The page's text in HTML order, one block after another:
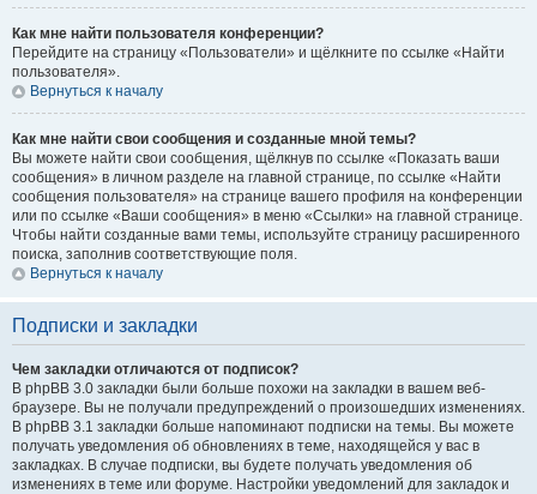
Как мне найти пользователя конференции?
Перейдите на страницу «Пользователи» и щёлкните по ссылке «Найти
пользователя».
Вернуться к началу
Как мне найти свои сообщения и созданные мной темы?
Вы можете найти свои сообщения, щёлкнув по ссылке «Показать ваши
сообщения» в личном разделе на главной странице, по ссылке «Найти
сообщения пользователя» на странице вашего профиля на конференции
или по ссылке «Ваши сообщения» в меню «Ссылки» на главной странице.
Чтобы найти созданные вами темы, используйте страницу расширенного
поиска, заполнив соответствующие поля.
Вернуться к началу
Подписки и закладки
Чем закладки отличаются от подписок?
В phpBB 3.0 закладки были больше похожи на закладки в вашем веб-
браузере. Вы не получали предупреждений о произошедших изменениях.
В phpBB 3.1 закладки больше напоминают подписки на темы. Вы можете
получать уведомления об обновлениях в теме, находящейся у вас в
закладках. В случае подписки, вы будете получать уведомления об
изменениях в теме или форуме. Настройки уведомлений для закладок и